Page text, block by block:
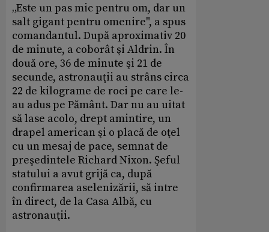
„Este un pas mic pentru om, dar un
salt gigant pentru omenire", a spus
comandantul. După aproximativ 20
de minute, a coborât şi Aldrin. În
două ore, 36 de minute şi 21 de
secunde, astronauţii au strâns circa
22 de kilograme de roci pe care le-
au adus pe Pământ. Dar nu au uitat
să lase acolo, drept amintire, un
drapel american şi o placă de oţel
cu un mesaj de pace, semnat de
preşedintele Richard Nixon. Şeful
statului a avut grijă ca, după
confirmarea aselenizării, să intre
în direct, de la Casa Albă, cu
astronauţii.